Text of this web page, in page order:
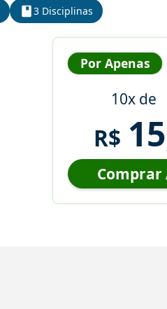
3 Disciplinas
Por Apenas
10x de
R$
Comprar